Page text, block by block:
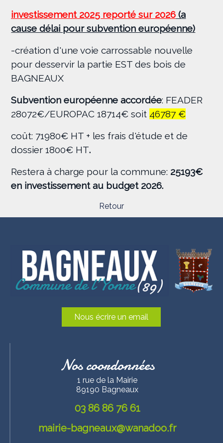
investissement 2025 reporté sur 2026 (a
cause délai pour subvention européenne)
-création d'une voie carrossable nouvelle
pour desservir la partie EST des bois de
BAGNEAUX
Subvention européenne accordée: FEADER
28072€/EUROPAC 18714€ soit 46787 €
coût: 71980€ HT + les frais d'étude et de
dossier 1800€ HT.
Restera à charge pour la commune: 25193€
en investissement au budget 2026.
Retour
Nous écrire un email
Nos coordonnées
1 rue de la Mairie
89190 Bagneaux
03 86 86 76 61
mairie-bagneaux@wanadoo.fr